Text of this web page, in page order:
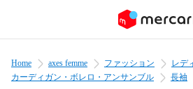
Home axes femme ファッション レデ
カーディガン・ボレロ・アンサンブル
長袖